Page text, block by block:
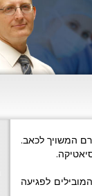
המשויך לכאב.
לפגיעה